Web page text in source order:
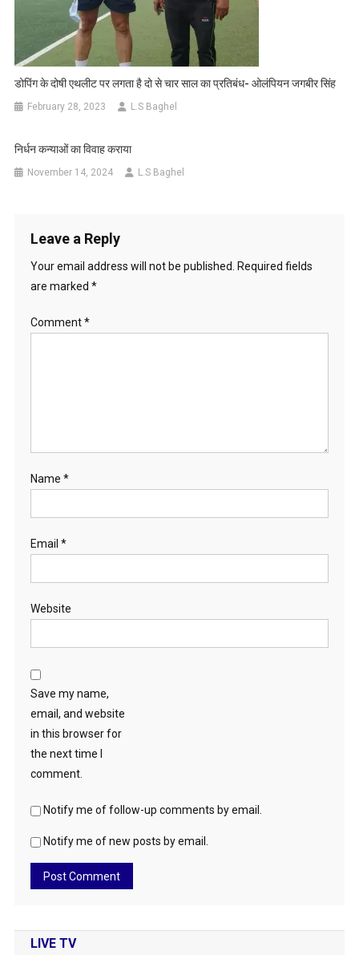
डोपिंग के दोषी एथलीट पर लगता है दो से चार साल का प्रतिबंध- ओलंपियन जगबीर सिंह
February 28, 2023 L.S Baghel
निर्धन कन्याओं का विवाह कराया
November 14, 2024 L.S Baghel
Leave a Reply
Your email address will not be published.
Required fields
are marked *
Comment*
Name *
Email *
Website
Save my name,
email, and website
in this browser for
the next time I
comment.
Notify me of follow-up comments by email.
Notify me of new posts by email.
LIVE TV